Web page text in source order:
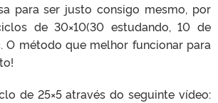
para ser justo consigo mesmo, por
de 30×10(30 estudando, 10 de
O método que melhor funcionar para
de 25×5 através do seguinte vídeo: